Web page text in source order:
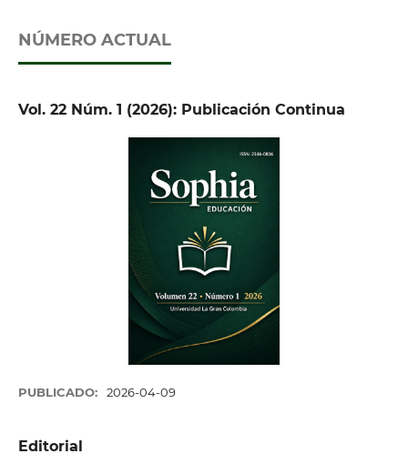
NÚMERO ACTUAL
Vol. 22 Núm. 1 (2026): Publicación Continua
PUBLICADO: 2026-04-09
Editorial